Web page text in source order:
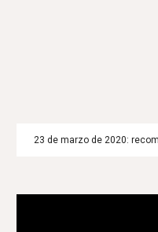
23 de marzo de 2020: